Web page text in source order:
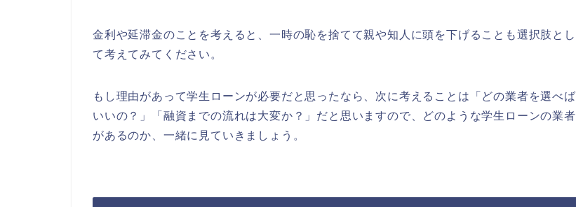
金利や延滞金のことを考えると、一時の恥を捨てて親や知人に頭を下げることも選択肢とし
て考えてみてください。
もし理由があって学生ローンが必要だと思ったなら、次に考えることは「どの業者を選べば
いいの？」「融資までの流れは大変か？」だと思いますので、どのような学生ローンの業者
があるのか、一緒に見ていきましょう。